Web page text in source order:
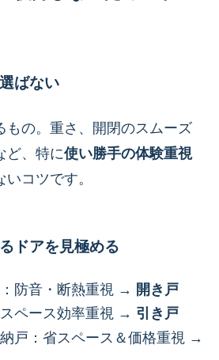
ばない
もの。重さ、開閉のスムーズ
ど、特に使い勝手の体験重視
コツです。
ドアを見極める
防音・断熱重視 → 開き戸
ペース効率重視 → 引き戸
戸：省スペース＆価格重視 →